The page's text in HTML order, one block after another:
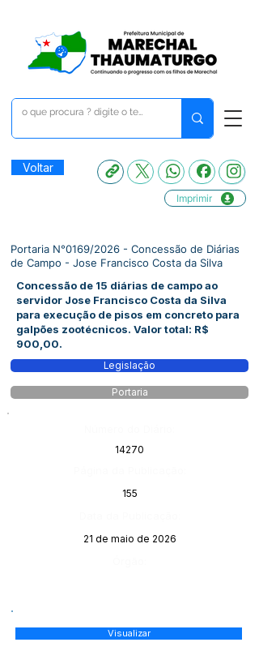
Voltar
Imprimir
Portaria N°0169/2026 - Concessão de Diárias
de Campo - Jose Francisco Costa da Silva
Concessão de 15 diárias de campo ao
servidor Jose Francisco Costa da Silva
para execução de pisos em concreto para
galpões zootécnicos. Valor total: R$
900,00.
Legislação
Portaria
14270
155
21 de maio de 2026
Visualizar